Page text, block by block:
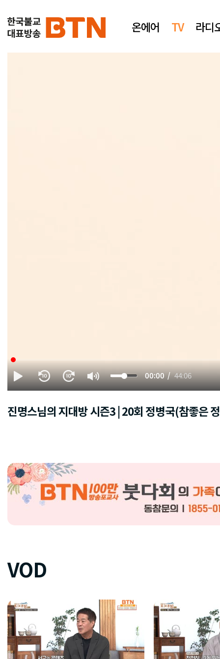
온에어 TV 라디
00:00 44:06
진명스님의 지대방 시즌3 | 20회 정병국(참좋은